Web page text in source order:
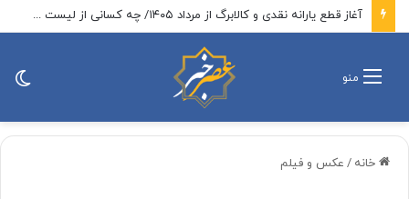
هشدار به مسافران؛ ترافیک سنگین در این جاده شمالی
منو
خانه / عکس و فیلم